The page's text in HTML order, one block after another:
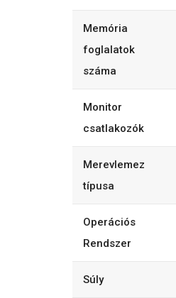
Memória
foglalatok
száma
Monitor
csatlakozók
Merevlemez
típusa
Operációs
Rendszer
Súly